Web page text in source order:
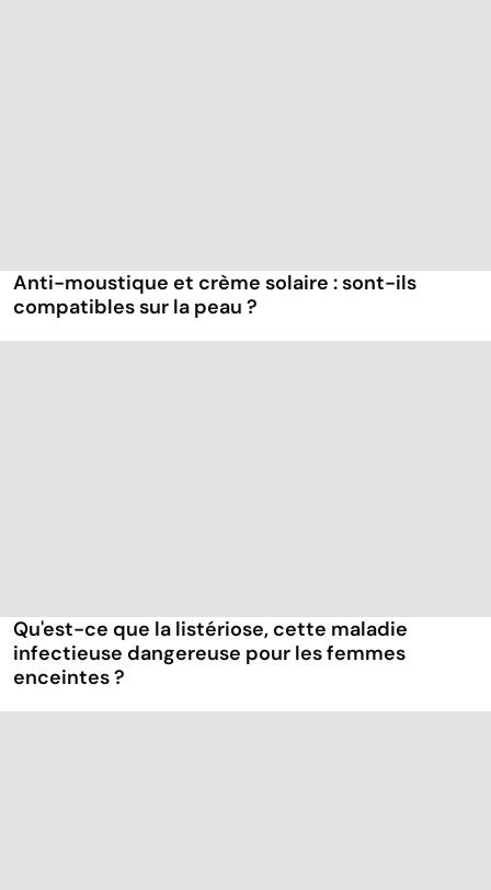
Anti-moustique et crème solaire : sont-ils
compatibles sur la peau ?
Qu'est-ce que la listériose, cette maladie
infectieuse dangereuse pour les femmes
enceintes ?